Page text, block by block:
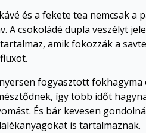
és a fekete tea nemcsak
A csokoládé dupla veszélyt
amik fokozzák a
fogyasztott fokhagyma
így több időt
És bár kevesen
is tartalmaznak.